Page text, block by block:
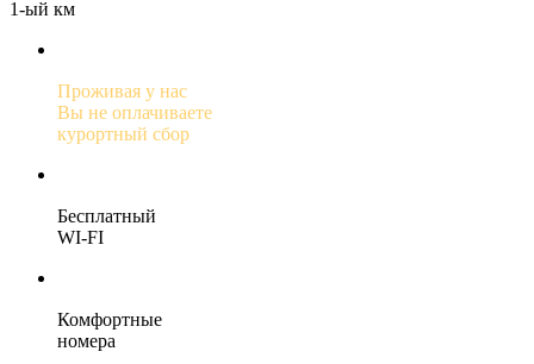
1-ый км
Проживая у нас
Вы не оплачиваете
курортный сбор
Бесплатный
WI-FI
Комфортные
номера